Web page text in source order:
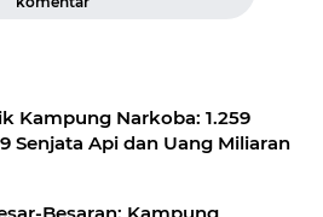
Kampung Narkoba: 1.259
Senjata Api dan Uang Miliaran